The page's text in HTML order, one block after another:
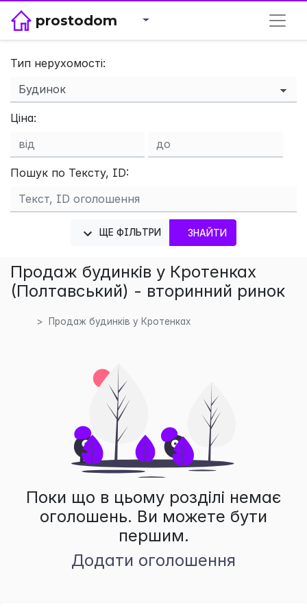
prostodom
Тип нерухомості:
Ціна:
Пошук по Тексту, ID:
ЩЕ ФІЛЬТРИ ЗНАЙТИ
Продаж будинків у Кротенках
(Полтавський) - вторинний ринок
Продаж будинків у Кротенках
Поки що в цьому розділі немає
оголошень. Ви можете бути
першим.
Додати оголошення
×